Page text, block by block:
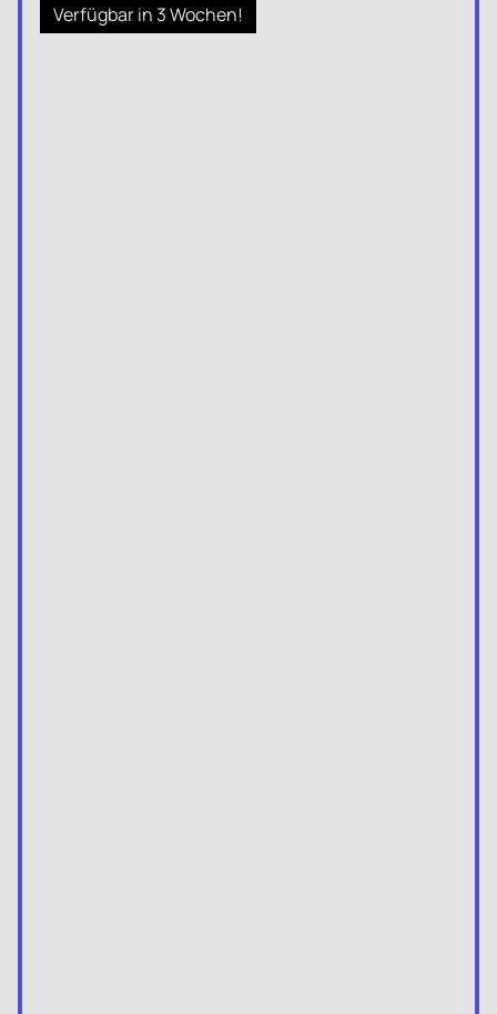
Verfügbar in 3 Wochen!